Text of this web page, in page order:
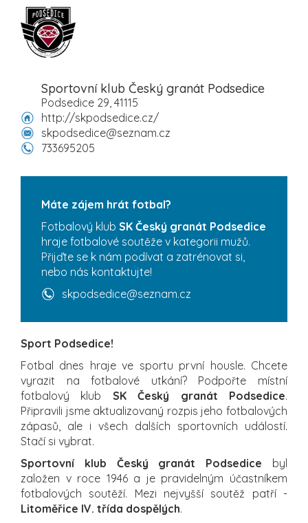
Sportovní klub Český granát Podsedice
Podsedice 29, 41115
http://skpodsedice.cz/
skpodsedice@seznam.cz
733695205
Máte zájem hrát fotbal?
Fotbalový klub SK Český granát Podsedice
hraje fotbalové soutěže v kategorii mužů.
Přijďte se k nám podívat a zatrénovat si,
nebo nás kontaktujte!
skpodsedice@seznam.cz
Sport Podsedice!
Fotbal dnes hraje ve sportu první housle. Chcete
vyrazit na fotbalové utkání? Podpořte místní
fotbalový klub SK Český granát Podsedice.
Připravili jsme aktualizovaný rozpis jeho fotbalových
zápasů, ale i všech dalších sportovních událostí.
Stačí si vybrat.
Sportovní klub Český granát Podsedice byl
založen v roce 1946 a je pravidelným účastníkem
fotbalových soutěží. Mezi nejvyšší soutěž patří -
Litoměřice IV. třída dospělých.